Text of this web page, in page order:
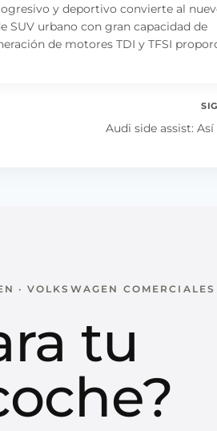
y deportivo convierte al
SUV urbano con gran capacidad de
de motores TDI y TFSI
Audi side assist:
· VOLKSWAGEN COMERCIALES
tu